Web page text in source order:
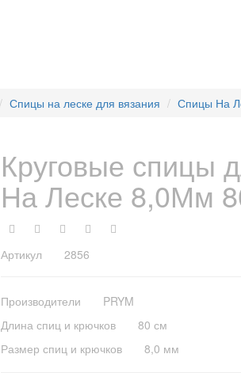
Спицы на леске для вязания Спицы На
Круговые спицы
На Леске 8,0Мм
Артикул 2856
Производители PRYM
Длина спиц и крючков 80 см
Размер спиц и крючков 8,0 мм